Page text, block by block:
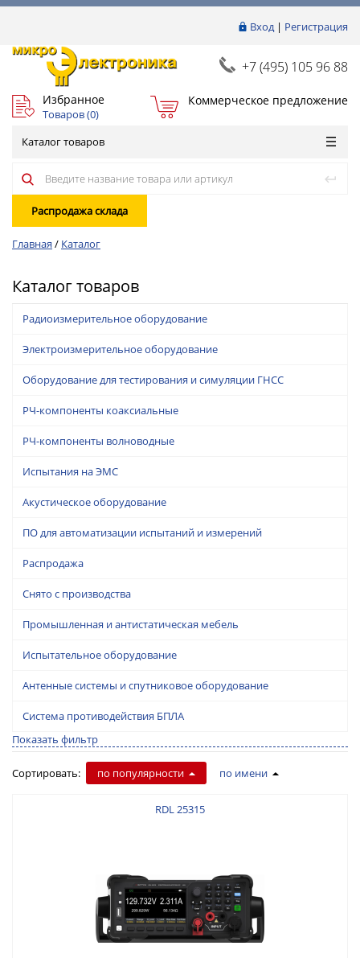
Вход| Регистрация
+7 (495) 105 96 88
Избранное
Товаров (0)
Коммерческое предложение
Каталог товаров
Распродажа склада
Главная / Каталог
Каталог товаров
Радиоизмерительное оборудование
Электроизмерительное оборудование
Оборудование для тестирования и симуляции ГНСС
РЧ-компоненты коаксиальные
РЧ-компоненты волноводные
Испытания на ЭМС
Акустическое оборудование
ПО для автоматизации испытаний и измерений
Распродажа
Снято с производства
Промышленная и антистатическая мебель
Испытательное оборудование
Антенные системы и спутниковое оборудование
Система противодействия БПЛА
Показать фильтр
Сортировать: по популярности по имени
RDL 25315